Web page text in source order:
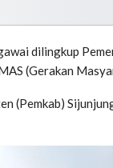
dilingkup
(Gerakan
(Pemkab)